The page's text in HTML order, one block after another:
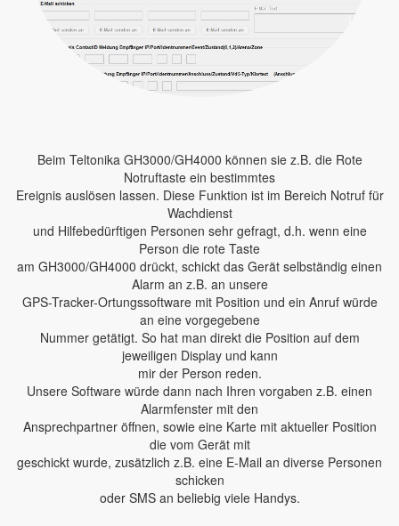
Beim Teltonika GH3000/GH4000 können sie z.B. die Rote
Notruftaste ein bestimmtes
Ereignis auslösen lassen. Diese Funktion ist im Bereich Notruf für
Wachdienst
und Hilfebedürftigen Personen sehr gefragt, d.h. wenn eine
Person die rote Taste
am GH3000/GH4000 drückt, schickt das Gerät selbständig einen
Alarm an z.B. an unsere
GPS-Tracker-Ortungssoftware mit Position und ein Anruf würde
an eine vorgegebene
Nummer getätigt. So hat man direkt die Position auf dem
jeweiligen Display und kann
mir der Person reden.
Unsere Software würde dann nach Ihren vorgaben z.B. einen
Alarmfenster mit den
Ansprechpartner öffnen, sowie eine Karte mit aktueller Position
die vom Gerät mit
geschickt wurde, zusätzlich z.B. eine E-Mail an diverse Personen
schicken
oder SMS an beliebig viele Handys.